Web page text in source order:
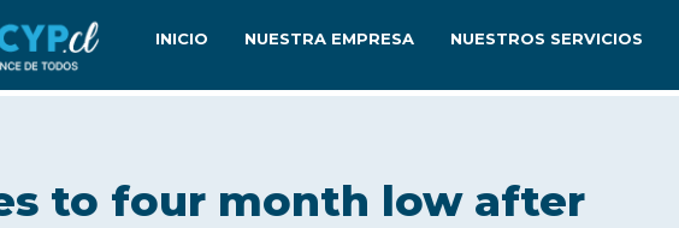
INICIO NUESTRA EMPRESA NUESTROS SERVICIOS
to four month low after